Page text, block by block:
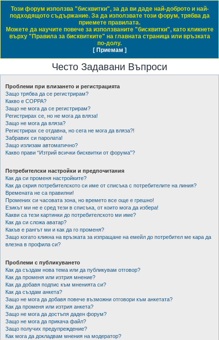
Daewoo & Chevrolet Club Bulgaria
ЧЗВ Правила на форума Влез
Регистрация
Начало форум
с
Виж активните теми
Често Задавани Въпроси
Проблеми при влизането и регистрацията
Защо трябва да се регистрирам?
Какво е COPPA?
Защо не мога да се регистрирам?
Регистрирах се, но не мога да вляза!
Защо не мога да вляза?
Регистрирах се отдавна, но сега не мога да вляза?!
Забравих си паролата!
Защо излизам автоматично?
Какво прави “Изтрий всички бисквитки от форума”?
Потребителски настройки и предпочитания
Как да си променя настройките?
Как да скрия потребителското си име от списъка с потребителите на линия?
Времената не са правилни!
Промених си часовата зона, но времето все още е грешно!
Езикът ми не е сред тези в списъка, от които мога да избера!
Какви са тези картинки до потребителското ми име?
Как да си сложа аватар?
Какъв е рангът ми и как да го променя?
Защо когато кликна на връзката за изпращане на емейл до потребител ме кара да
влезна в профила си?
Проблеми с публикуването
Как да създам нова тема или да публикувам отговор?
Как да променя или изтрия мнение?
Как да добавя подпис към мненията си?
Как да създам анкета?
Защо не мога да добавя повече възможни отговори към анкетата?
Как да променя или изтрия анкета?
Защо не мога да достъпя даден форум?
Защо не мога да прикача файл?
Защо получих предупреждение?
Как мога да докладвам мнения на модератор?
Този форум използва "бисквитки", за да ви даде най-доброто и най-
подходящото съдържание. За да използвате този форум, трябва да
приемете правилата.
Можете да научите повече за използваните "бисквитки", като кликнете
върху "Правила за бисквитките" на главната страница или връзката
по-долу.
[ Приемам ]